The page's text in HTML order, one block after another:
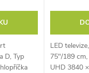
D, Typ
LED
75"/189
UHD 3840